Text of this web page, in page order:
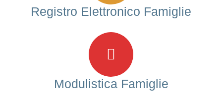
Registro Elettronico Famiglie
Modulistica Famiglie